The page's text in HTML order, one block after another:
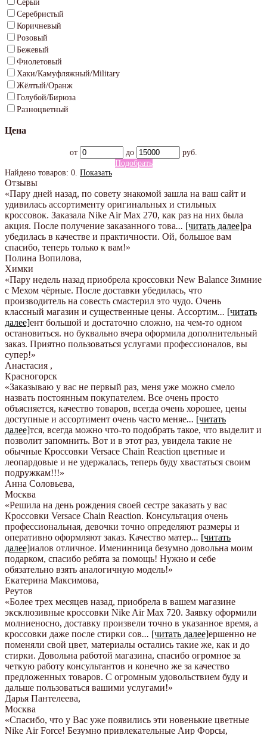
Серый
Серебристый
Коричневый
Розовый
Бежевый
Фиолетовый
Хаки/Камуфляжный/Military
Жёлтый/Оранж
Голубой/Бирюза
Разноцветный
Цена
от до
руб.
Подобрать
Найдено товаров: 0. Показать
Отзывы
«Пару дней назад, по совету знакомой зашла на ваш сайт и
удивилась ассортименту оригинальных и стильных
кроссовок. Заказала Nike Air Max 270, как раз на них была
акция. После получение заказанного това... [читать далее]ра
убедилась в качестве и практичности. Ой, большое вам
спасибо, теперь только к вам!»
Полина Вопилова,
Химки
«Пару недель назад приобрела кроссовки New Balance Зимние
с Мехом чёрные. После доставки убедилась, что
производитель на совесть смастерил это чудо. Очень
классный магазин и существенные цены. Ассортим... [читать
далее]ент большой и достаточно сложно, на чем-то одном
остановиться. но буквально вчера оформила дополнительный
заказ. Приятно пользоваться услугами профессионалов, вы
супер!»
Анастасия ,
Красногорск
«Заказываю у вас не первый раз, меня уже можно смело
назвать постоянным покупателем. Все очень просто
объясняется, качество товаров, всегда очень хорошее, цены
доступные и ассортимент очень часто меняе... [читать
далее]тся, всегда можно что-то подобрать такое, что выделит и
позволит запомнить. Вот и в этот раз, увидела такие не
обычные Кроссовки Versace Chain Reaction цветные и
леопардовые и не удержалась, теперь буду хвастаться своим
подружкам!!!»
Анна Соловьева,
Москва
«Решила на день рождения своей сестре заказать у вас
Кроссовки Versace Chain Reaction. Консультация очень
профессиональная, девочки точно определяют размеры и
оперативно оформляют заказ. Качество матер... [читать
далее]иалов отличное. Именинница безумно довольна моим
подарком, спасибо ребята за помощь! Нужно и себе
обязательно взять аналогичную модель!»
Екатерина Максимова,
Реутов
«Более трех месяцев назад, приобрела в вашем магазине
эксклюзивные кроссовки Nike Air Max 720. Заявку оформили
молниеносно, доставку произвели точно в указанное время, а
кроссовки даже после стирки сов... [читать далее]ершенно не
поменяли свой цвет, материалы остались такие же, как и до
стирки. Довольна работой магазина, спасибо огромное за
четкую работу консультантов и конечно же за качество
предложенных товаров. С огромным удовольствием буду и
дальше пользоваться вашими услугами!»
Дарья Пантелеева,
Москва
«Спасибо, что у Вас уже появились эти новенькие цветные
Nike Аir Force! Безумно привлекательные Аир Форсы,